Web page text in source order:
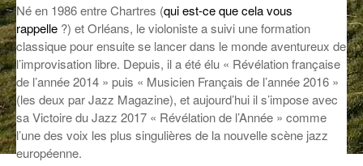
THEME FORCE
ZIRCONIUM
ANCIENNES ÉMISSIONS
Né en 1986 entre Chartres (qui est-ce que cela vous
rappelle ?) et Orléans, le violoniste a suivi une formation
classique pour ensuite se lancer dans le monde aventureux de
l’improvisation libre. Depuis, il a été élu « Révélation française
de l’année 2014 » puis « Musicien Français de l’année 2016 »
(les deux par Jazz Magazine), et aujourd’hui il s’impose avec
sa Victoire du Jazz 2017 « Révélation de l’Année » comme
l’une des voix les plus singulières de la nouvelle scène jazz
européenne.